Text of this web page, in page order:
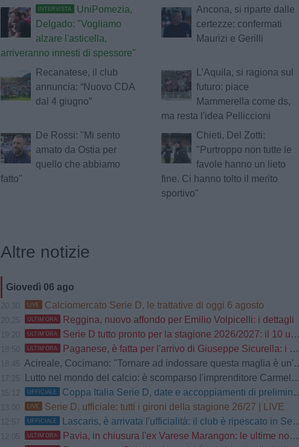
INTERVISTA
UniPomezia,
Delgado: "Vogliamo
alzare l'asticella,
arriveranno innesti di spessore"
Ancona, si riparte dalle
certezze: confermati
Maurizi e Gerilli
Recanatese, il club
annuncia: “Nuovo CDA
dal 4 giugno”
L’Aquila, si ragiona sul
futuro: piace
Mammerella come ds,
ma resta l'idea Pelliccioni
De Rossi: "Mi sento
amato da Ostia per
quello che abbiamo
fatto"
Chieti, Del Zotti:
"Purtroppo non tutte le
favole hanno un lieto
fine. Ci hanno tolto il merito
sportivo"
Altre notizie
Giovedì 06 ago
LIVE Calciomercato Serie D, le trattative di oggi 6 agosto
ULTIM'ORA Reggina, nuovo affondo per Emilio Volpicelli: i dettagli
ULTIM'ORA Serie D tutto pronto per la stagione 2026/2027: il 10 usciranno i calendari
ULTIM'ORA Paganese, è fatta per l'arrivo di Giuseppe Sicurella: i dettagli
Acireale, Cocimano: "Tornare ad indossare questa maglia è un'emozione fortissima. Mi ha convinto la serietà della società"
Lutto nel mondo del calcio: è scomparso l'imprenditore Carmelo Cogliandro
UFFICIALE Coppa Italia Serie D, date e accoppiamenti di preliminari e primo turno
LIVE Serie D, ufficiale: tutti i gironi della stagione 26/27 | LIVE
UFFICIALE Lascaris, è arrivata l'ufficialità: il club è ripescato in Serie D
ULTIM'ORA Pavia, in chiusura l'ex Varese Marangon: le ultime novità